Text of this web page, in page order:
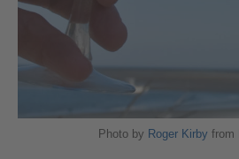
Photo by Roger Kirby from